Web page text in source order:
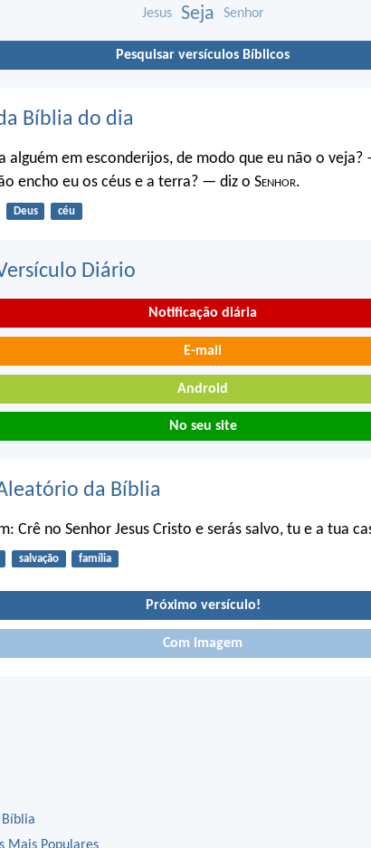
Jesus Seja Senhor
Pesquisar versículos Bíblicos
Bíblia do dia
alguém em esconderijos, de modo que eu não o veja?
encho eu os céus e a terra? — diz o Senhor.
Deus céu
Diário
Notificação diária
E-mail
Android
No seu site
da Bíblia
Crê no Senhor Jesus Cristo e serás salvo, tu e a tua
salvação família
Próximo versículo!
Com imagem